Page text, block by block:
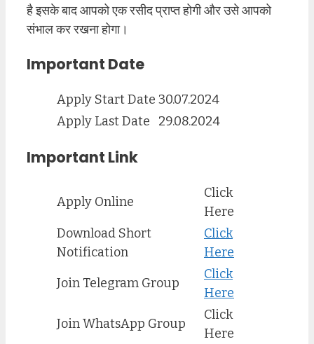
है इसके बाद आपको एक रसीद प्राप्त होगी और उसे आपको
संभाल कर रखना होगा।
Important Date
Apply Start Date 30.07.2024
Apply Last Date
29.08.2024
Important Link
Apply Online
Click
Here
Download Short
Notification
Click
Here
Join Telegram Group
Click
Here
Join WhatsApp Group
Click
Here